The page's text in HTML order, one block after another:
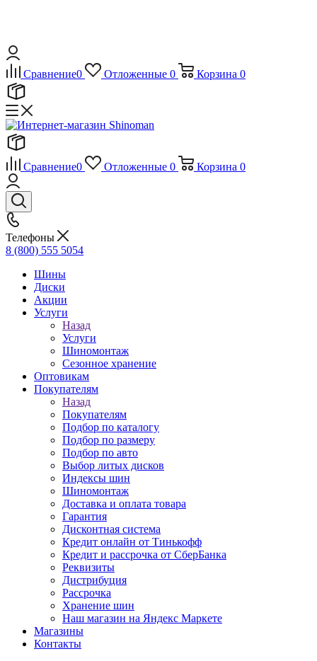
Сравнение0 Отложенные 0 Корзина 0
Сравнение0 Отложенные 0 Корзина 0
Телефоны
8 (800) 555 5054
Шины
Диски
Акции
Услуги
Назад
Услуги
Шиномонтаж
Сезонное хранение
Оптовикам
Покупателям
Назад
Покупателям
Подбор по каталогу
Подбор по размеру
Подбор по авто
Выбор литых дисков
Индексы шин
Шиномонтаж
Доставка и оплата товара
Гарантия
Дисконтная система
Кредит онлайн от Тинькофф
Кредит и рассрочка от СберБанка
Реквизиты
Дистрибуция
Рассрочка
Хранение шин
Наш магазин на Яндекс Маркете
Магазины
Контакты